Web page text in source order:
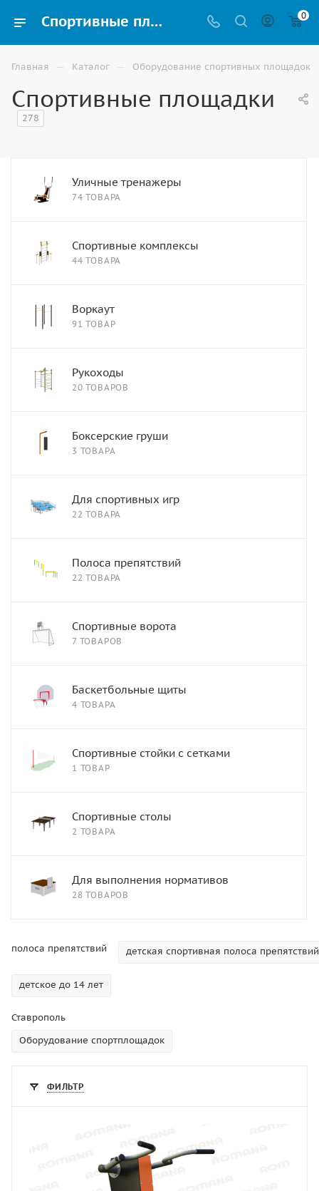
Спортивные площадки для улицы купить в Ставрополе 0
Главная — Каталог — Оборудование спортивных площадок
Спортивные площадки
278
Уличные тренажеры
74 ТОВАРА
Спортивные комплексы
44 ТОВАРА
Воркаут
91 ТОВАР
Рукоходы
20 ТОВАРОВ
Боксерские груши
3 ТОВАРА
Для спортивных игр
22 ТОВАРА
Полоса препятствий
22 ТОВАРА
Спортивные ворота
7 ТОВАРОВ
Баскетбольные щиты
4 ТОВАРА
Спортивные стойки с сетками
1 ТОВАР
Спортивные столы
2 ТОВАРА
Для выполнения нормативов
28 ТОВАРОВ
полоса препятствий детская спортивная полоса препятствий
детское до 14 лет
Ставрополь
Оборудование спортплощадок
ФИЛЬТР